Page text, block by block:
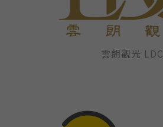
雲朗觀光 LDC